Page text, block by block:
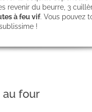
revenir du beurre, 3
à feu vif. Vous pouvez
!
au four